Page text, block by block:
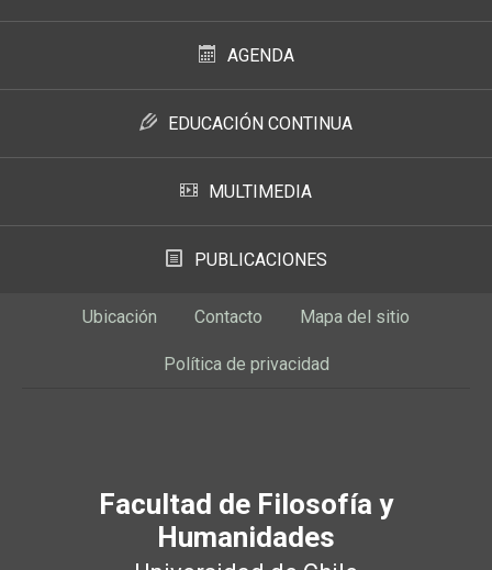
AGENDA
EDUCACIÓN CONTINUA
MULTIMEDIA
PUBLICACIONES
Ubicación Contacto Mapa del sitio
Política de privacidad
Facultad de Filosofía y
Humanidades